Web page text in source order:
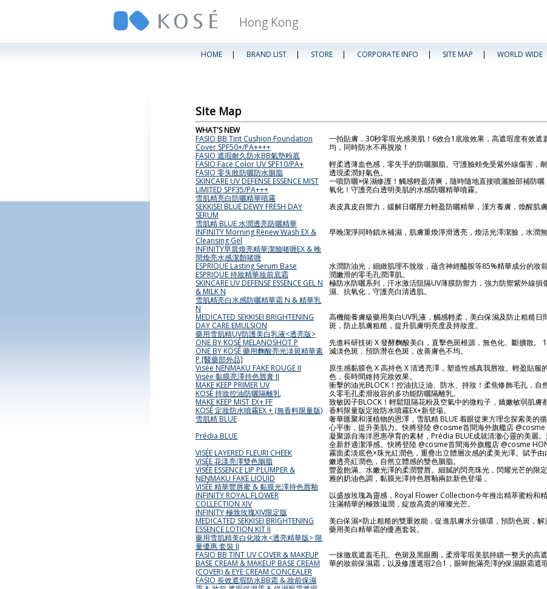
Hong Kong
HOME | BRAND LIST | STORE | CORPORATE INFO | SITE MAP | WORLD WIDE
Site Map
WHAT'S NEW
FASIO BB Tint Cushion Foundation
Cover SPF50+/PA++++
FASIO 遮瑕耐久防水BB氣墊粉底
一拍貼膚，30秒零瑕光感美肌！6效合1底妝效果，高遮瑕度有效遮
均，同時防水不再脫妝！
FASIO Face Color UV SPF10/PA+
FASIO 零失敗防曬防水胭脂
輕柔透薄血色感，零失手的防曬胭脂。守護臉頰免受紫外線傷害，
透現柔潤好氣色。
SKINCARE UV DEFENSE ESSENCE MIST
LIMITED SPF35/PA+++
雪肌精亮白防曬精華噴霧
一噴防曬×保濕修護！觸感輕盈清爽，隨時隨地直接噴灑臉部補防
氧化！守護亮白透明美肌的水感防曬精華噴霧。
SEKKISEI BLUE DEWY FRESH DAY
SERUM
雪肌精 BLUE 水潤透亮防曬精華
表皮真皮自禦力，緩解日曬壓力輕盈防曬精華，漢方養膚，煥醒肌膚
INFINITY Morning Renew Wash EX &
Cleansing Gel
INFINITY早晨煥亮精華潔臉啫喱EX & 晚
間煥亮水感潔顏啫喱
早晚潔淨同時鎖水補濕，肌膚重煥淨滑透亮，煥活光澤潔臉，水潤無
ESPRIQUE Lasting Serum Base
ESPRIQUE 持妝精華妝前底霜
水潤防油光，細緻肌理不脫妝，蘊含神經醯胺等85%精華成分的妝
潤嫩滑的零毛孔潤澤肌。
SKINCARE UV DEFENSE ESSENCE GEL N
& MILK N
雪肌精亮白水感防曬精華霜 N & 精華乳
N
極防水防曬系列，汗水激活阻隔UV薄膜防禦力，強力防禦紫外線損
濕、抗氧化，守護亮白清透肌。
MEDICATED SEKKISEI BRIGHTENING
DAY CARE EMULSION
藥用雪肌精UV防護美白乳液<透亮版>
高機能養膚級藥用美白UV乳液，觸感輕柔，美白保濕及防止粗糙日
斑，防止肌膚粗糙，提升肌膚明亮度及持妝度。
ONE BY KOSÉ MELANOSHOT P
ONE BY KOSÉ 藥用麴酸亮光淡斑精華素
P [醫藥部外品]
先進科研技術 X 發酵麴酸美白，直擊色斑根源，無色化、斷擴散。
減淡色斑，預防潛在色斑，改善膚色不均。
Visée NENMAKU FAKE ROUGE II
Visée 黏膜亮澤持色唇膏 II
原生感黏膜色 X 高持色 X 清透亮澤，塑造性感真我唇妝。輕盈貼服
色，長時間維持完妝效果。
MAKE KEEP PRIMER UV
KOSÉ 持妝控油防曬隔離乳
衝擊的油光BLOCK！控油抗泛油、防水、持妝！柔焦修飾毛孔，自
久零毛孔柔滑妝容的多功能防曬隔離乳。
MAKE KEEP MIST EX+ FF
KOSÉ 定妝防水噴霧EX + (無香料限量版)
致敏因子BLOCK！輕鬆阻隔花粉及空氣中的微粒子，嬌嫩敏弱肌膚
香料限量版定妝防水噴霧EX+新登場。
雪肌精 BLUE
奢華匯聚和漢植物的恩澤，雪肌精 BLUE 着眼從東方理念探索美的
心平衡，提升美肌力。快將登陸 @cosme首間海外旗艦店 @cosme
Prédia BLUE
凝聚源自海洋恩惠孕育的素材，Prédia BLUE成就清澈心靈的美麗
全新舒適潔淨感。快將登陸 @cosme首間海外旗艦店 @cosme
VISÉE LAYERED FLEURI CHEEK
VISÉE 花漾亮澤雙色胭脂
霧面柔淡底色×珠光紅潤色，重疊出立體層次感的柔美光澤。賦予
嫩透亮紅潤色，自然立體感的雙色胭脂。
VISÉE ESSENCE LIP PLUMPER &
NENMAKU FAKE LIQUID
VISÉE 精華豐唇蜜 & 黏膜光澤持色唇釉
豐盈飽滿、水嫩光澤的柔潤豐唇。細膩的閃亮珠光，閃耀光芒的限
雅的奶油色調，黏膜光澤持色唇釉兩款新色登場 。
INFINITY ROYAL FLOWER
COLLECTION XIV
INFINITY 極致玫瑰XIV限定版
以盛放玫瑰為靈感，Royal Flower Collection今年推出精萃蜜粉和
注滿精華的極致滋潤，綻放高貴的璀璨光芒。
MEDICATED SEKKISEI BRIGHTENING
ESSENCE LOTION KIT II
藥用雪肌精美白化妝水<透亮精華版> 限
量優惠 套裝 II
美白保濕×防止粗糙的雙重效能，促進肌膚水分循環，預防色斑，
藥用美白精華霜的優惠套裝。
FASIO BB TINT UV COVER & MAKEUP
BASE CREAM & MAKEUP BASE CREAM
(COVER) & EYE CREAM CONCEALER
FASIO 長效遮瑕防水BB霜 & 妝前保濕
一抹徹底遮蓋毛孔、色斑及黑眼圈，柔滑零瑕美肌持續一整天的高
華的妝前保濕霜，以及修護遮瑕2合1，眼眸飽滿亮澤的保濕眼霜遮瑕